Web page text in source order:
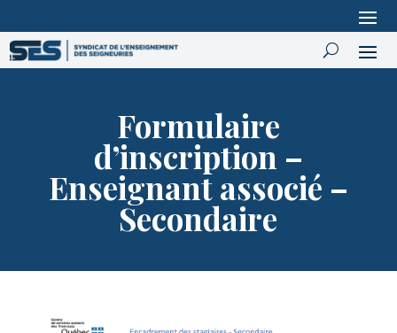
Formulaire
d’inscription –
Enseignant associé –
Secondaire